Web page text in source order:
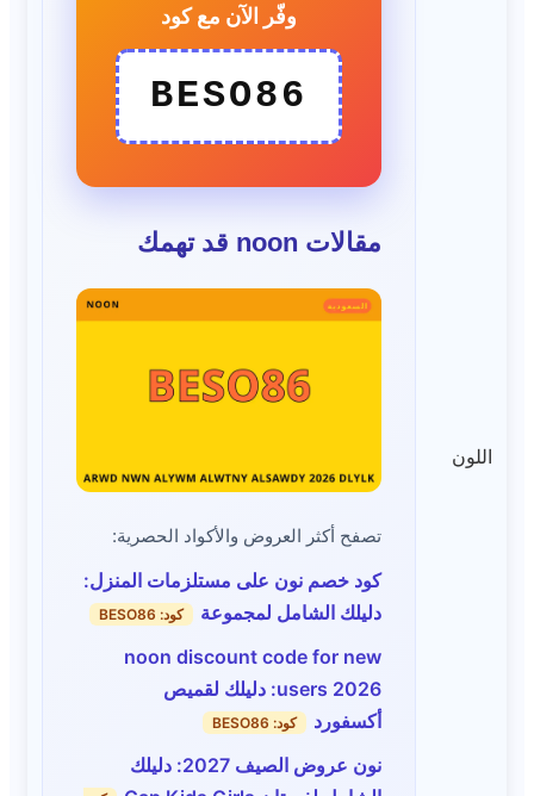
اللون
وفّر الآن مع كود
BESO86
مقالات noon قد تهمك
تصفح أكثر العروض والأكواد الحصرية:
كود خصم نون على مستلزمات المنزل:
دليلك الشامل لمجموعة
كود: BESO86
noon discount code for new
users 2026: دليلك لقميص
أكسفورد
كود: BESO86
نون عروض الصيف 2027: دليلك